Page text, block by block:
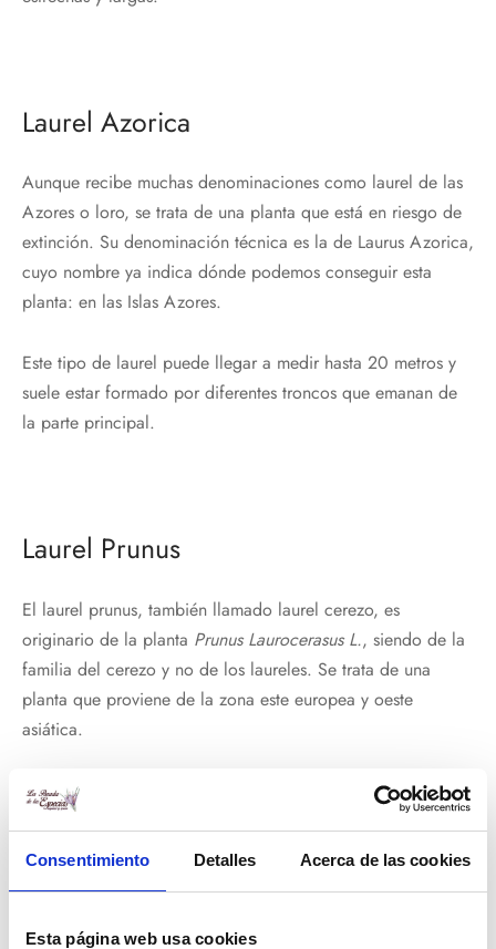
Consentimiento Detalles Acerca de las cookies
Esta página web usa cookies
Laurel Azorica
Aunque recibe muchas denominaciones como laurel de las
Azores o loro, se trata de una planta que está en riesgo de
extinción. Su denominación técnica es la de Laurus Azorica,
cuyo nombre ya indica dónde podemos conseguir esta
planta: en las Islas Azores.
Este tipo de laurel puede llegar a medir hasta 20 metros y
suele estar formado por diferentes troncos que emanan de
la parte principal.
Laurel Prunus
El laurel prunus, también llamado laurel cerezo, es
originario de la planta Prunus Laurocerasus L., siendo de la
familia del cerezo y no de los laureles. Se trata de una
planta que proviene de la zona este europea y oeste
asiática.
Es una planta mucho más baja que los laureles originales,
llegando a medir unos 8 metros de altura. Hay que tener en
cuenta que esta planta es tóxica, por lo que es importante